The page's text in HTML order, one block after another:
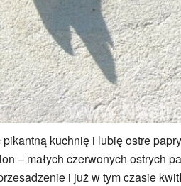
kuchnię i lubię ostre
– małych czerwonych ostrych
i już w tym czasie